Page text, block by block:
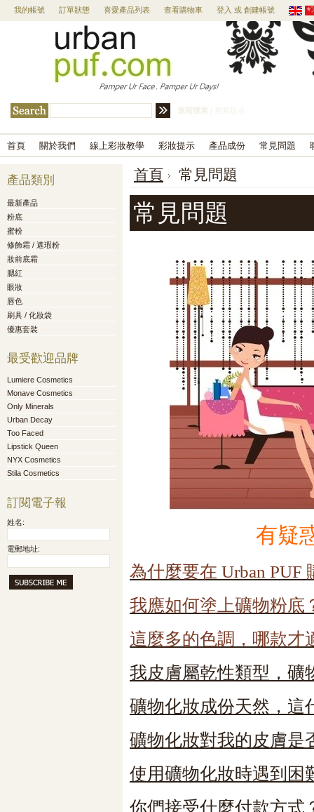
我的帳號 訂單狀態 喜愛產品列表 查看購物車 登入 或 創建帳號
進階搜索
首頁 關於我們 線上彩妝教學 彩妝提示 產品成份 常見問題
產品類別
最新產品
粉底
蜜粉
修飾霜 / 遮瑕粉
妝前底霜
腮紅
眼妝
唇色
刷具 / 化妝袋
優惠套裝
最受歡迎品牌
Lumiere Cosmetics
Monave Cosmetics
Only Minerals
Urban Decay
Too Faced
Lipstick Queen
NYX Cosmetics
Stila Cosmetics
訂閱電子報
姓名:
電郵地址:
首頁 常見問題
常見問題
有疑
為什麼要在 Urban PUF
我應如何塗上礦物粉底
這麼多的色調，哪款才
我皮膚屬乾性類型，礦
礦物化妝成份天然，這
礦物化妝對我的皮膚是
使用礦物化妝時遇到困
你們接受什麼付款方式